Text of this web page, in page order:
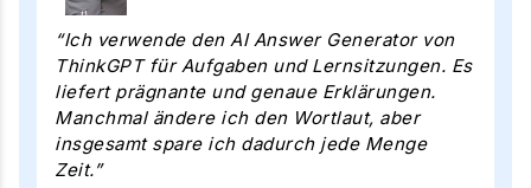
“Ich verwende den AI Answer Generator von
ThinkGPT für Aufgaben und Lernsitzungen. Es
liefert prägnante und genaue Erklärungen.
Manchmal ändere ich den Wortlaut, aber
insgesamt spare ich dadurch jede Menge
Zeit.”